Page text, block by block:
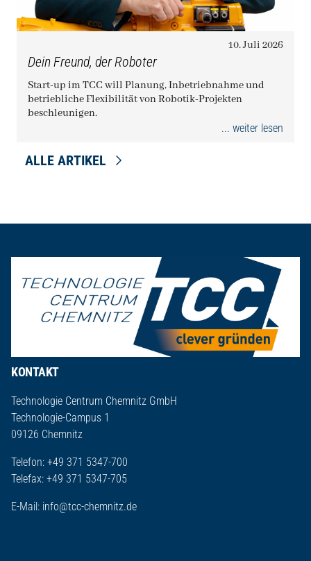
10. Juli 2026
Dein Freund, der Roboter
Start-up im TCC will Planung, Inbetriebnahme und
betriebliche Flexibilität von Robotik-Projekten
beschleunigen.
... weiter lesen
ALLE ARTIKEL
KONTAKT
Technologie Centrum Chemnitz GmbH
Technologie-Campus 1
09126 Chemnitz
Telefon: +49 371 5347-700
Telefax: +49 371 5347-705
E-Mail: info@tcc-chemnitz.de